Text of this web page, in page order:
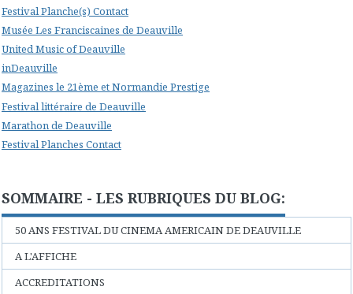
Festival Planche(s) Contact
Musée Les Franciscaines de Deauville
United Music of Deauville
inDeauville
Magazines le 21ème et Normandie Prestige
Festival littéraire de Deauville
Marathon de Deauville
Festival Planches Contact
SOMMAIRE - LES RUBRIQUES DU BLOG:
50 ANS FESTIVAL DU CINEMA AMERICAIN DE DEAUVILLE
A L'AFFICHE
ACCREDITATIONS